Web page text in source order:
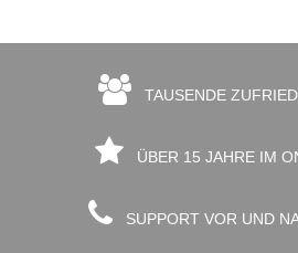
TAUSENDE
ÜBER 15 JAHRE IM
SUPPORT VOR UND